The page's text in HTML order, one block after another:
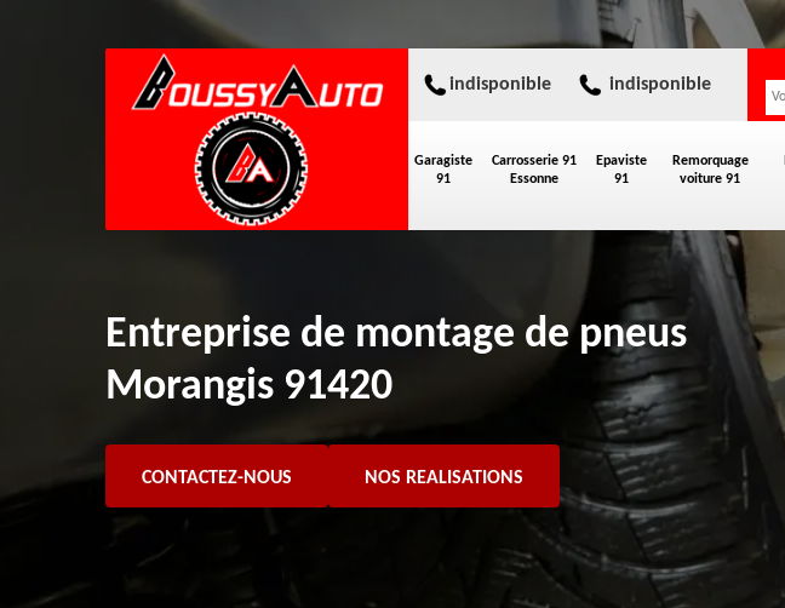
Garagiste
91
Carrosserie 91
Essonne
Epaviste
91
Remorquage
voiture 91
indisponible indisponible
Entreprise de montage de pneus
Morangis 91420
CONTACTEZ-NOUS NOS REALISATIONS